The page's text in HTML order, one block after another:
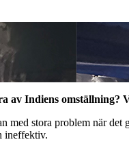
Indiens omställning?
med stora problem när det
ineffektiv.